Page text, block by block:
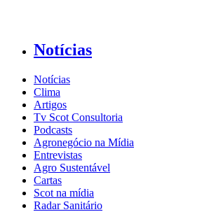
Notícias
Notícias
Clima
Artigos
Tv Scot Consultoria
Podcasts
Agronegócio na Mídia
Entrevistas
Agro Sustentável
Cartas
Scot na mídia
Radar Sanitário